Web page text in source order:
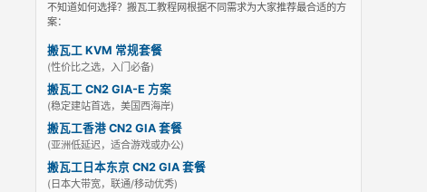
不知道如何选择？搬瓦工教程网根据不同需求为大家推荐最合适的方
案：
搬瓦工 KVM 常规套餐
(性价比之选，入门必备)
搬瓦工 CN2 GIA-E 方案
(稳定建站首选，美国西海岸)
搬瓦工香港 CN2 GIA 套餐
(亚洲低延迟，适合游戏或办公)
搬瓦工日本东京 CN2 GIA 套餐
(日本大带宽，联通/移动优秀)